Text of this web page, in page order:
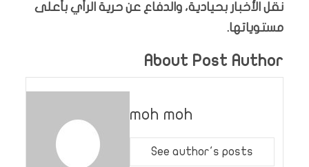
نقل الأخبار بحيادية، والدفاع عن حرية الرأي بأعلى
مستوياتها.
About Post Author
moh moh
See author's posts